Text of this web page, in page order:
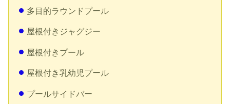
多目的ラウンドプール
屋根付きジャグジー
屋根付きプール
屋根付き乳幼児プール
プールサイドバー